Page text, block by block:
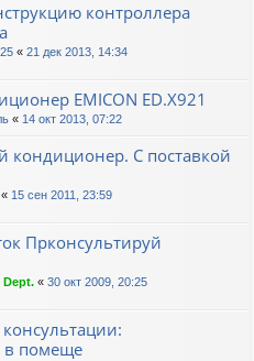
контроллера
« 21 дек 2013, 14:34
EMICON ED.X921
« 14 окт 2013, 07:22
С поставкой
« 15 сен 2011, 23:59
Прконсультируй
Dept. « 30 окт 2009, 20:25
в помеще